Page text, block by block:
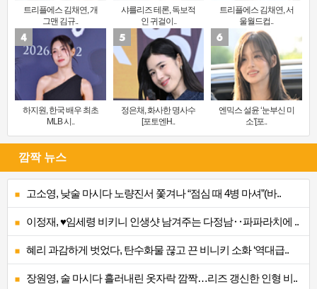
트리플에스 김채연, 개
그맨 김규..
샤를리즈 테론, 독보적
인 귀걸이..
트리플에스 김채연, 서
울월드컵..
하지원, 한국 배우 최초
MLB 시..
정은채, 화사한 명사수
[포토엔H..
엔믹스 설윤 ‘눈부신 미
소’[포..
깜짝 뉴스
고소영, 낮술 마시다 노량진서 쫓겨나 “점심 때 4병 마셔”(바..
이정재, ♥임세령 비키니 인생샷 남겨주는 다정남‥파파라치에 ..
혜리 과감하게 벗었다, 탄수화물 끊고 끈 비니키 소화 ‘역대급..
장원영, 술 마시다 흘러내린 옷자락 깜짝…리즈 갱신한 인형 비..